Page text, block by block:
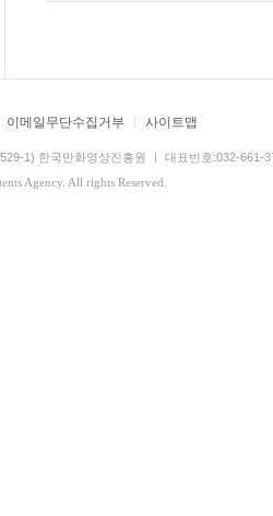
이메일무단수집거부 사이트맵
1) 한국만화영상진흥원 ㅣ 대표번호:032-661-
Agency. All rights Reserved.